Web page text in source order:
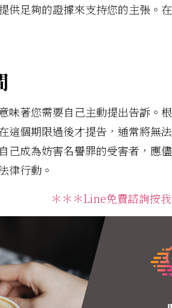
供足夠的證據來支持您的主張。
味著您需要自己主動提出告訴。
這個期限過後才提告，通常將無
己成為妨害名譽罪的受害者，應
律行動。
＊＊＊Line免費諮詢按